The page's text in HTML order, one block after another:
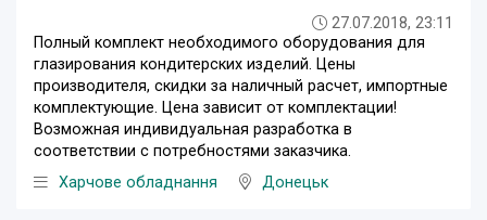
27.07.2018, 23:11
Полный комплект необходимого оборудования для
глазирования кондитерских изделий. Цены
производителя, скидки за наличный расчет, импортные
комплектующие. Цена зависит от комплектации!
Возможная индивидуальная разработка в
соответствии с потребностями заказчика.
Харчове обладнання
Донецьк